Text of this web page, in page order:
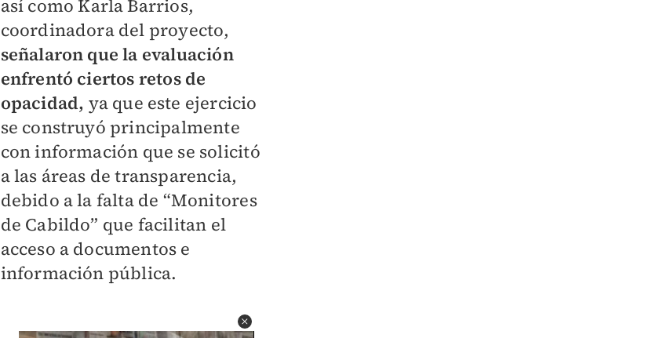
así como Karla Barrios,
coordinadora del proyecto,
señalaron que la evaluación
enfrentó ciertos retos de
opacidad, ya que este ejercicio
se construyó principalmente
con información que se solicitó
a las áreas de transparencia,
debido a la falta de “Monitores
de Cabildo” que facilitan el
acceso a documentos e
información pública.